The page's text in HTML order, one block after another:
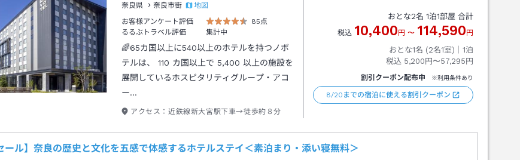
奈良県 奈良市街
地図
お客様アンケート評価
85点
るるぶトラベル評価
集計中
🌈65カ国以上に540以上のホテルを持つノボ
テルは、 110 カ国以上で 5,400 以上の施設を
展開しているホスピタリティグループ・アコ
ー…
アクセス： 近鉄線新大宮駅下車→徒歩約８分
おとな2名 1泊1部屋 合計
税込 10,400 円 〜 114,590 円
おとな1名 (2名1室)｜ 1泊
税込 5,200円〜57,295円
割引クーポン配布中 ※利用条件あり
8/20までの宿泊に使える割引クーポン
ール】奈良の歴史と文化を五感で体感するホテルステイ＜素泊まり・添い寝無料＞